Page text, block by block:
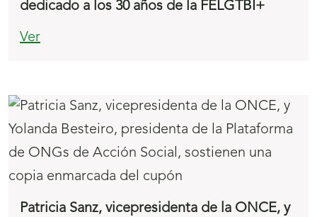
dedicado a los 30 años de la FELGTBI+
Ver
Patricia Sanz, vicepresidenta de la ONCE, y